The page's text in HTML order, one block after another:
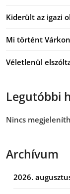
Kiderült az igazi
Mi történt
Véletlenül
Legutóbbi
Nincs
Archívum
2026.